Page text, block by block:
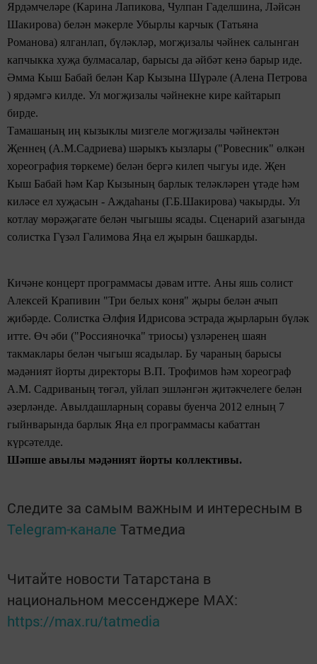
Ярдәмчеләре (Карина Лапикова, Чулпан Гаделшина, Ләйсән
Шакирова) белән мәкерле Убырлы карчык (Татьяна
Романова) ялганлап, бүләкләр, могҗизалы чәйнек салынган
капчыкка хуҗа булмасалар, барысы да әйбәт кенә барыр иде.
Әмма Кыш Бабай белән Кар Кызына Шүрәле (Алена Петрова
) ярдәмгә килде. Ул могҗизалы чәйнекне кире кайтарып
бирде.
Тамашаның иң кызыклы мизгеле могҗизалы чәйнектән
Җеннең (А.М.Садриева) шәрыкъ кызлары ("Ровесник" өлкән
хореография төркеме) белән бергә килеп чыгуы иде. Җен
Кыш Бабай һәм Кар Кызының барлык теләкләрен үтәде һәм
киләсе ел хуҗасын - Аждаһаны (Г.Б.Шакирова) чакырды. Ул
котлау мөрәҗәгате белән чыгышы ясады. Сценарий азагында
солистка Гүзәл Галимова Яңа ел җырын башкарды.
Кичәне концерт программасы дәвам итте. Аны яшь солист
Алексей Крапивин "Три белых коня" җыры белән ачып
җибәрде. Солистка Әлфия Идрисова эстрада җырларын бүләк
итте. Өч әби ("Россияночка" триосы) үзләренең шаян
такмаклары белән чыгыш ясадылар. Бу чараның барысы
мәдәният йорты директоры В.П. Трофимов һәм хореограф
А.М. Садриваның төгәл, уйлап эшләнгән җитәкчелеге белән
әзерләнде. Авылдашларның соравы буенча 2012 елның 7
гыйнварында барлык Яңа ел программасы кабаттан
күрсәтелде.
Шәпше авылы мәдәният йорты коллективы.
Следите за самым важным и интересным в
Telegram-канале Татмедиа
Читайте новости Татарстана в
национальном мессенджере MАХ:
https://max.ru/tatmedia